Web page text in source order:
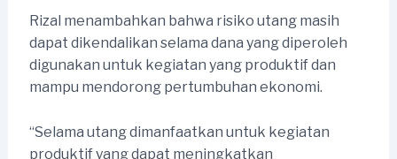
Rizal menambahkan bahwa risiko utang masih
dapat dikendalikan selama dana yang diperoleh
digunakan untuk kegiatan yang produktif dan
mampu mendorong pertumbuhan ekonomi.
“Selama utang dimanfaatkan untuk kegiatan
produktif yang dapat meningkatkan